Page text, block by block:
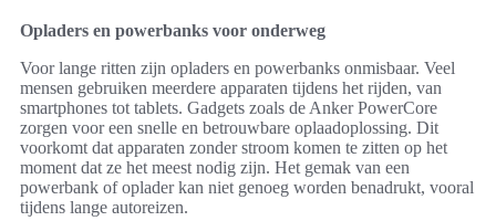
Opladers en powerbanks voor onderweg
Voor lange ritten zijn opladers en powerbanks onmisbaar. Veel
mensen gebruiken meerdere apparaten tijdens het rijden, van
smartphones tot tablets. Gadgets zoals de Anker PowerCore
zorgen voor een snelle en betrouwbare oplaadoplossing. Dit
voorkomt dat apparaten zonder stroom komen te zitten op het
moment dat ze het meest nodig zijn. Het gemak van een
powerbank of oplader kan niet genoeg worden benadrukt, vooral
tijdens lange autoreizen.